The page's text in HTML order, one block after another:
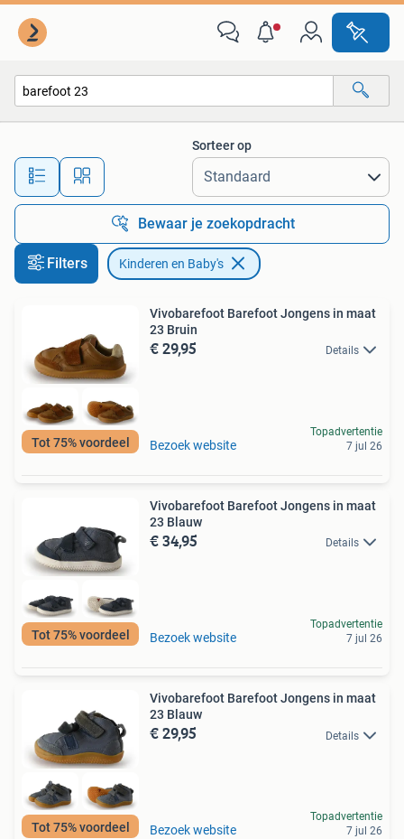
Alle afstanden…
Sorteer op
Bewaar je zoekopdracht
Filters Kinderen en Baby's
Tot 75% voordeel
Vivobarefoot Barefoot Jongens in maat
23 Bruin
€ 29,95 Details
Bezoek website
Topadvertentie
7 jul 26
Tot 75% voordeel
Vivobarefoot Barefoot Jongens in maat
23 Blauw
€ 34,95 Details
Bezoek website
Topadvertentie
7 jul 26
Tot 75% voordeel
Vivobarefoot Barefoot Jongens in maat
23 Blauw
€ 29,95 Details
Bezoek website
Topadvertentie
7 jul 26